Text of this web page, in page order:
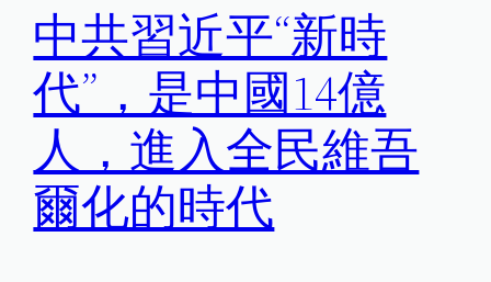
中共習近平“新時
代”，是中國14億
人，進入全民維吾
爾化的時代